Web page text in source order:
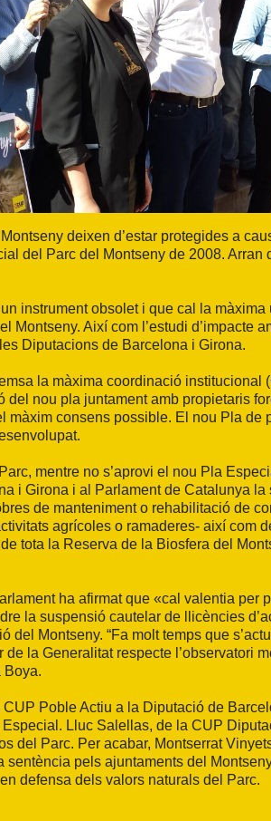
deixen d’estar protegides a
del Parc del Montseny de 2008. Arran
instrument obsolet i que cal la
Montseny. Així com l’estudi d’impacte
Diputacions de Barcelona i Girona.
la màxima coordinació institucional
del nou pla juntament amb propietaris
màxim consens possible. El nou Pla de
mentre no s’aprovi el nou Pla
i Girona i al Parlament de Catalunya
de manteniment o rehabilitació de
agrícoles o ramaderes- així com
tota la Reserva de la Biosfera del
ha afirmat que «cal valentia per
la suspensió cautelar de llicències
del Montseny. “Fa molt temps que
la Generalitat respecte l’observatori
Boya.
Poble Actiu a la Diputació de
Lluc Salellas, de la CUP
del Parc. Per acabar, Montserrat
pels ajuntaments del
defensa dels valors naturals del Parc.